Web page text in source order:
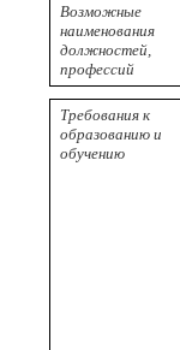
Возможные
наименования
должностей,
профессий
Требования к
образованию и
обучению